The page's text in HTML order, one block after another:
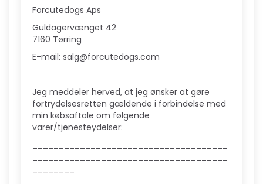
Forcutedogs Aps
Guldagervænget 42
7160 Tørring
E-mail: salg@forcutedogs.com
Jeg meddeler herved, at jeg ønsker at gøre
fortrydelsesretten gældende i forbindelse med
min købsaftale om følgende
varer/tjenesteydelser: